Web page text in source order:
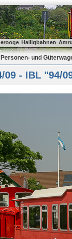
Halligbahnen
Personen- und
09 - IBL "94/